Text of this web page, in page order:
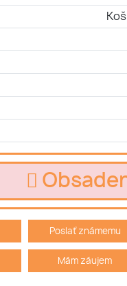
Poslať známemu
Mám záujem